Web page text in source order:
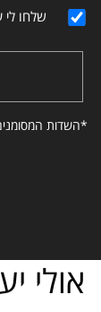
שלחו לי
*השדות
אולי